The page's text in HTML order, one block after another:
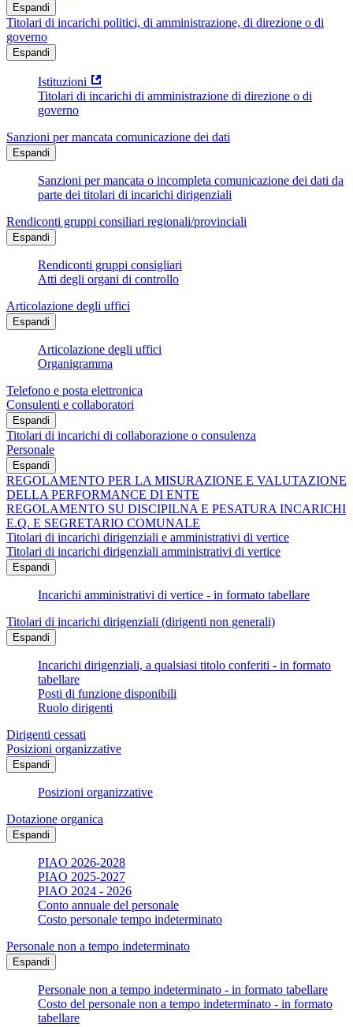
Espandi
Titolari di incarichi politici, di amministrazione, di direzione o di
governo
Espandi
Istituzioni
Titolari di incarichi di amministrazione di direzione o di
governo
Sanzioni per mancata comunicazione dei dati
Espandi
Sanzioni per mancata o incompleta comunicazione dei dati da
parte dei titolari di incarichi dirigenziali
Rendiconti gruppi consiliari regionali/provinciali
Espandi
Rendiconti gruppi consigliari
Atti degli organi di controllo
Articolazione degli uffici
Espandi
Articolazione degli uffici
Organigramma
Telefono e posta elettronica
Consulenti e collaboratori
Espandi
Titolari di incarichi di collaborazione o consulenza
Personale
Espandi
REGOLAMENTO PER LA MISURAZIONE E VALUTAZIONE
DELLA PERFORMANCE DI ENTE
REGOLAMENTO SU DISCIPILNA E PESATURA INCARICHI
E.Q. E SEGRETARIO COMUNALE
Titolari di incarichi dirigenziali e amministrativi di vertice
Titolari di incarichi dirigenziali amministrativi di vertice
Espandi
Incarichi amministrativi di vertice - in formato tabellare
Titolari di incarichi dirigenziali (dirigenti non generali)
Espandi
Incarichi dirigenziali, a qualsiasi titolo conferiti - in formato
tabellare
Posti di funzione disponibili
Ruolo dirigenti
Dirigenti cessati
Posizioni organizzative
Espandi
Posizioni organizzative
Dotazione organica
Espandi
PIAO 2026-2028
PIAO 2025-2027
PIAO 2024 - 2026
Conto annuale del personale
Costo personale tempo indeterminato
Personale non a tempo indeterminato
Espandi
Personale non a tempo indeterminato - in formato tabellare
Costo del personale non a tempo indeterminato - in formato
tabellare